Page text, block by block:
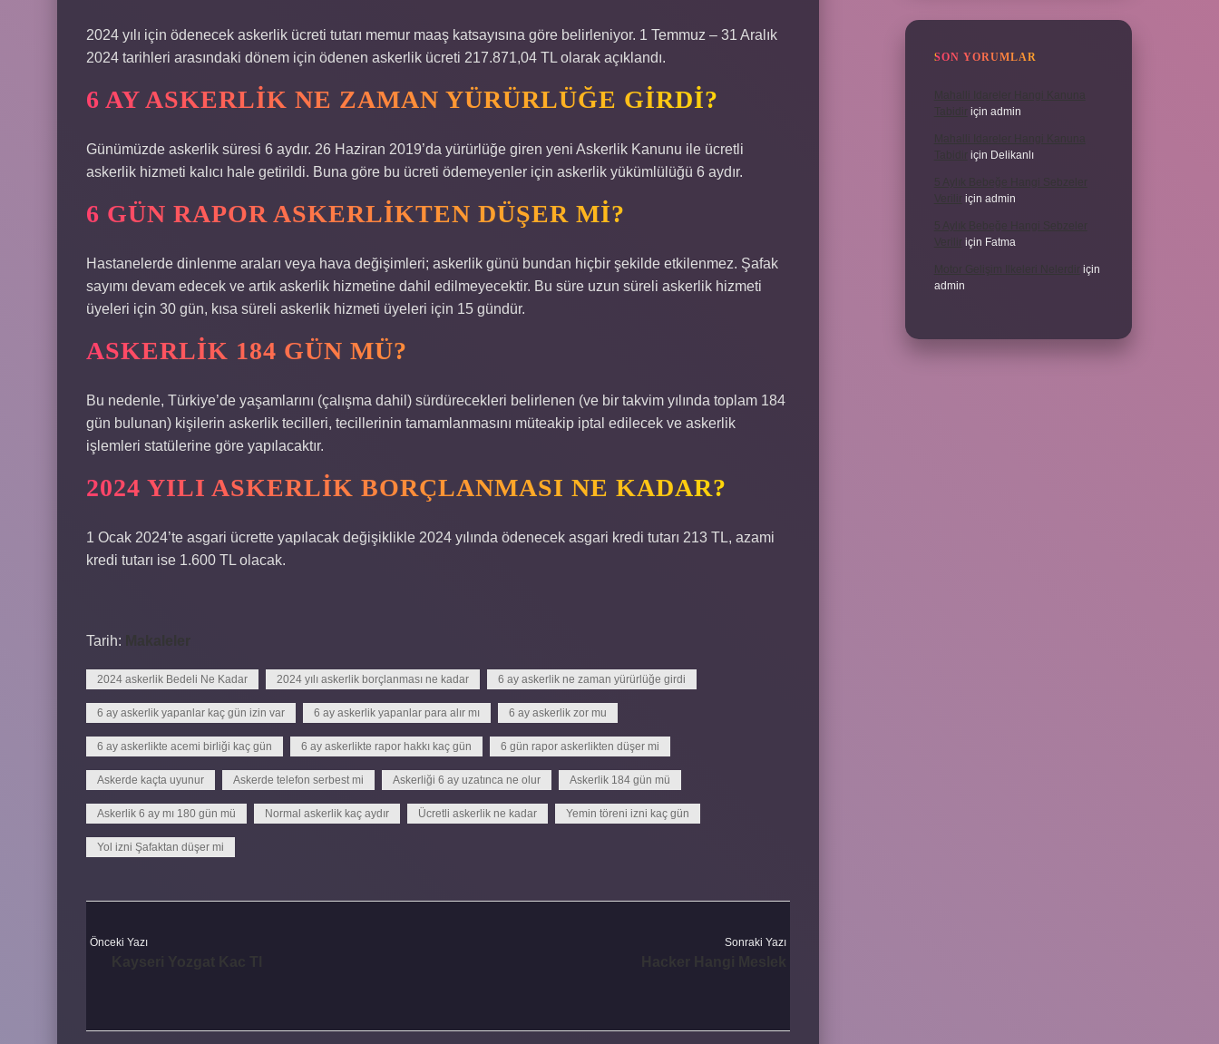
2024 yılı için ödenecek askerlik ücreti tutarı memur maaş katsayısına göre belirleniyor. 1 Temmuz – 31 Aralık
2024 tarihleri ​​arasındaki dönem için ödenen askerlik ücreti 217.871,04 TL olarak açıklandı.
6 AY ASKERLIK NE ZAMAN YÜRÜRLÜĞE GIRDI?
Günümüzde askerlik süresi 6 aydır. 26 Haziran 2019’da yürürlüğe giren yeni Askerlik Kanunu ile ücretli
askerlik hizmeti kalıcı hale getirildi. Buna göre bu ücreti ödemeyenler için askerlik yükümlülüğü 6 aydır.
6 GÜN RAPOR ASKERLIKTEN DÜŞER MI?
Hastanelerde dinlenme araları veya hava değişimleri; askerlik günü bundan hiçbir şekilde etkilenmez. Şafak
sayımı devam edecek ve artık askerlik hizmetine dahil edilmeyecektir. Bu süre uzun süreli askerlik hizmeti
üyeleri için 30 gün, kısa süreli askerlik hizmeti üyeleri için 15 gündür.
ASKERLIK 184 GÜN MÜ?
Bu nedenle, Türkiye’de yaşamlarını (çalışma dahil) sürdürecekleri belirlenen (ve bir takvim yılında toplam 184
gün bulunan) kişilerin askerlik tecilleri, tecillerinin tamamlanmasını müteakip iptal edilecek ve askerlik
işlemleri statülerine göre yapılacaktır.
2024 YILI ASKERLIK BORÇLANMASI NE KADAR?
1 Ocak 2024’te asgari ücrette yapılacak değişiklikle 2024 yılında ödenecek asgari kredi tutarı 213 TL, azami
kredi tutarı ise 1.600 TL olacak.
Tarih: Makaleler
2024 askerlik Bedeli Ne Kadar 2024 yılı askerlik borçlanması ne kadar 6 ay askerlik ne zaman yürürlüğe girdi
6 ay askerlik yapanlar kaç gün izin var 6 ay askerlik yapanlar para alır mı 6 ay askerlik zor mu
6 ay askerlikte acemi birliği kaç gün 6 ay askerlikte rapor hakkı kaç gün 6 gün rapor askerlikten düşer mi
Askerde kaçta uyunur Askerde telefon serbest mi Askerliği 6 ay uzatınca ne olur Askerlik 184 gün mü
Askerlik 6 ay mı 180 gün mü Normal askerlik kaç aydır Ücretli askerlik ne kadar Yemin töreni izni kaç gün
Yol izni Şafaktan düşer mi
Önceki Yazı Sonraki Yazı
SON YORUMLAR
için admin
için Delikanlı
için admin
için Fatma
için
admin